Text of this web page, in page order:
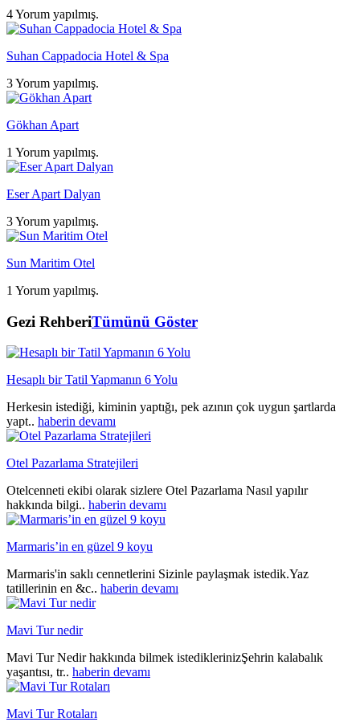
4 Yorum yapılmış.
Suhan Cappadocia Hotel & Spa
3 Yorum yapılmış.
Gökhan Apart
1 Yorum yapılmış.
Eser Apart Dalyan
3 Yorum yapılmış.
Sun Maritim Otel
1 Yorum yapılmış.
Gezi RehberiTümünü Göster
Hesaplı bir Tatil Yapmanın 6 Yolu
Herkesin istediği, kiminin yaptığı, pek azının çok uygun şartlarda
yapt.. haberin devamı
Otel Pazarlama Stratejileri
Otelcenneti ekibi olarak sizlere Otel Pazarlama Nasıl yapılır
hakkında bilgi.. haberin devamı
Marmaris’in en güzel 9 koyu
Marmaris'in saklı cennetlerini Sizinle paylaşmak istedik.Yaz
tatillerinin en &c.. haberin devamı
Mavi Tur nedir
Mavi Tur Nedir hakkında bilmek istediklerinizŞehrin kalabalık
yaşantısı, tr.. haberin devamı
Mavi Tur Rotaları